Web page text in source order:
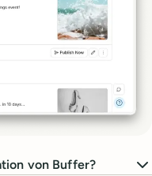
von Buffer?